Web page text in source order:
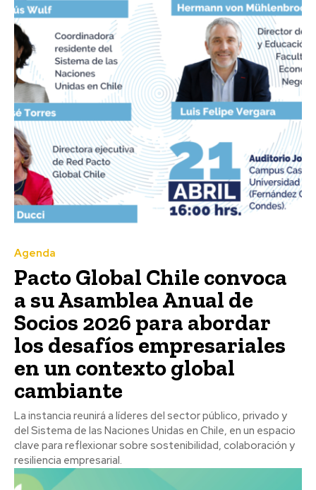
Agenda
Pacto Global Chile convoca
a su Asamblea Anual de
Socios 2026 para abordar
los desafíos empresariales
en un contexto global
cambiante
La instancia reunirá a líderes del sector público, privado y
del Sistema de las Naciones Unidas en Chile, en un espacio
clave para reflexionar sobre sostenibilidad, colaboración y
resiliencia empresarial.